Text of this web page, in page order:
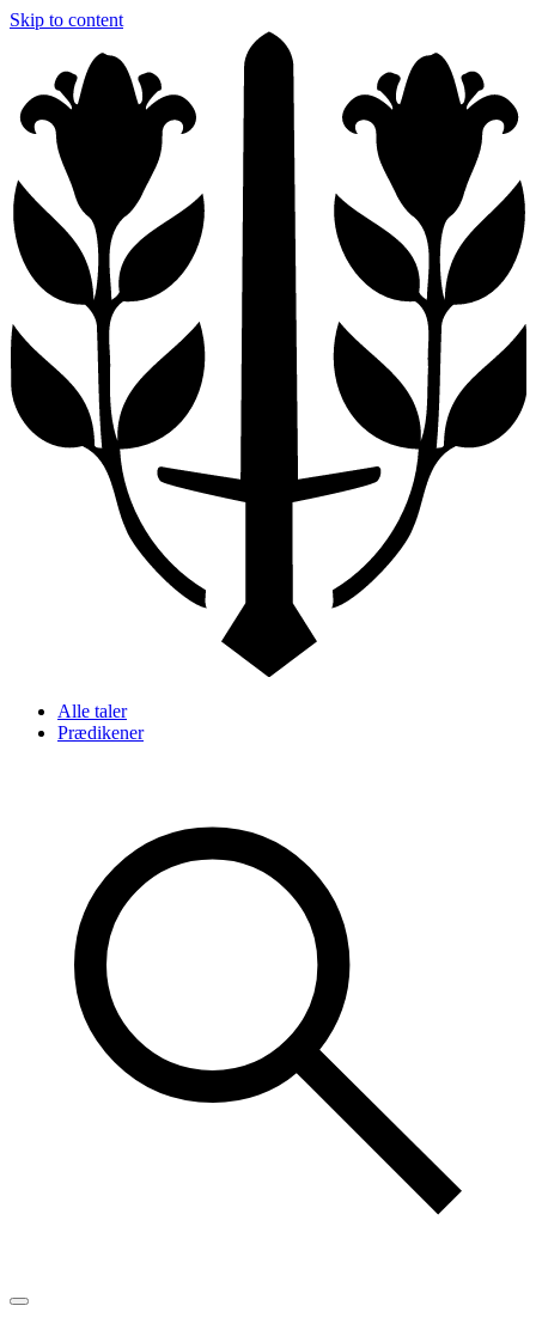
Skip to content
Alle taler
Prædikener